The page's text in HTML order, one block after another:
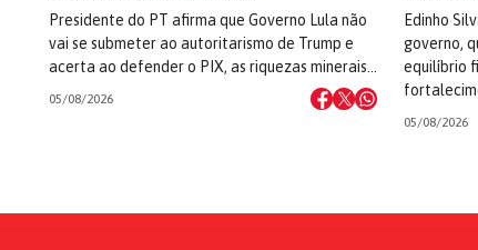
Presidente do PT afirma que Governo Lula não
vai se submeter ao autoritarismo de Trump e
acerta ao defender o PIX, as riquezas minerais…
05/08/2026
Edinho
governo,
equilíbrio
05/08/2026